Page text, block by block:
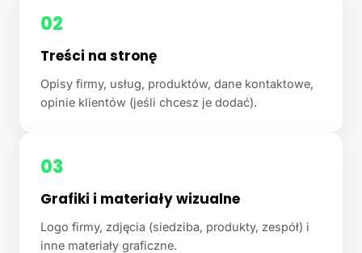
02
Treści na stronę
Opisy firmy, usług, produktów, dane kontaktowe,
opinie klientów (jeśli chcesz je dodać).
03
Grafiki i materiały wizualne
Logo firmy, zdjęcia (siedziba, produkty, zespół) i
inne materiały graficzne.